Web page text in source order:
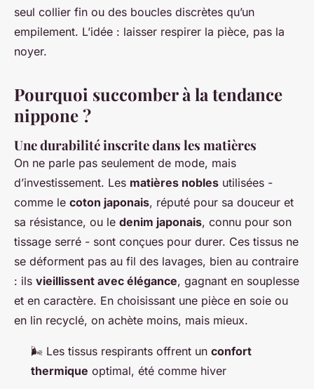
seul collier fin ou des boucles discrètes qu’un
empilement. L’idée : laisser respirer la pièce, pas la
noyer.
Pourquoi succomber à la tendance
nippone ?
Une durabilité inscrite dans les matières
On ne parle pas seulement de mode, mais
d’investissement. Les matières nobles utilisées -
comme le coton japonais, réputé pour sa douceur et
sa résistance, ou le denim japonais, connu pour son
tissage serré - sont conçues pour durer. Ces tissus ne
se déforment pas au fil des lavages, bien au contraire
: ils vieillissent avec élégance, gagnant en souplesse
et en caractère. En choisissant une pièce en soie ou
en lin recyclé, on achète moins, mais mieux.
🌬️ Les tissus respirants offrent un confort
thermique optimal, été comme hiver